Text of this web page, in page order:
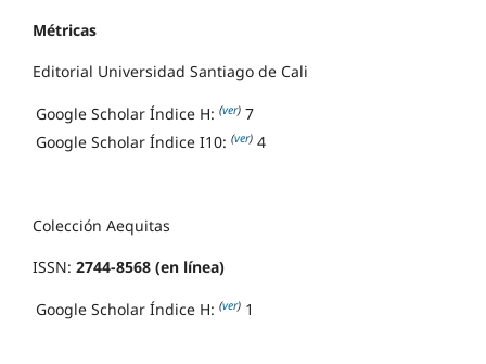
Métricas
Editorial Universidad Santiago de Cali
Google Scholar Índice H: (ver) 7
Google Scholar Índice I10: (ver) 4
Colección Aequitas
ISSN: 2744-8568 (en línea)
Google Scholar Índice H: (ver) 1